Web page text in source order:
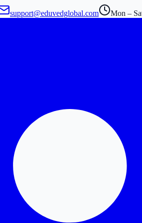
support@eduvedglobal.com Mon –